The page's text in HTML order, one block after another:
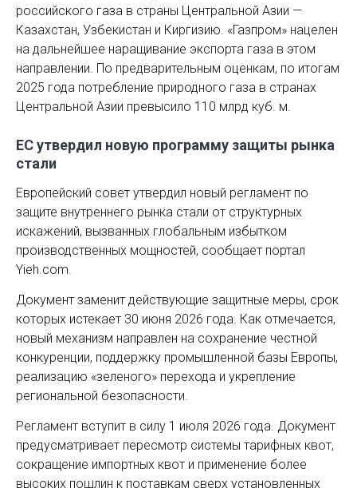
российского газа в страны Центральной Азии —
Казахстан, Узбекистан и Киргизию. «Газпром» нацелен
на дальнейшее наращивание экспорта газа в этом
направлении. По предварительным оценкам, по итогам
2025 года потребление природного газа в странах
Центральной Азии превысило 110 млрд куб. м.
ЕС утвердил новую программу защиты рынка
стали
Европейский совет утвердил новый регламент по
защите внутреннего рынка стали от структурных
искажений, вызванных глобальным избытком
производственных мощностей, сообщает портал
Yieh.com.
Документ заменит действующие защитные меры, срок
которых истекает 30 июня 2026 года. Как отмечается,
новый механизм направлен на сохранение честной
конкуренции, поддержку промышленной базы Европы,
реализацию «зеленого» перехода и укрепление
региональной безопасности.
Регламент вступит в силу 1 июля 2026 года. Документ
предусматривает пересмотр системы тарифных квот,
сокращение импортных квот и применение более
высоких пошлин к поставкам сверх установленных